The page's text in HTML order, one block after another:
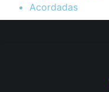
Acordadas